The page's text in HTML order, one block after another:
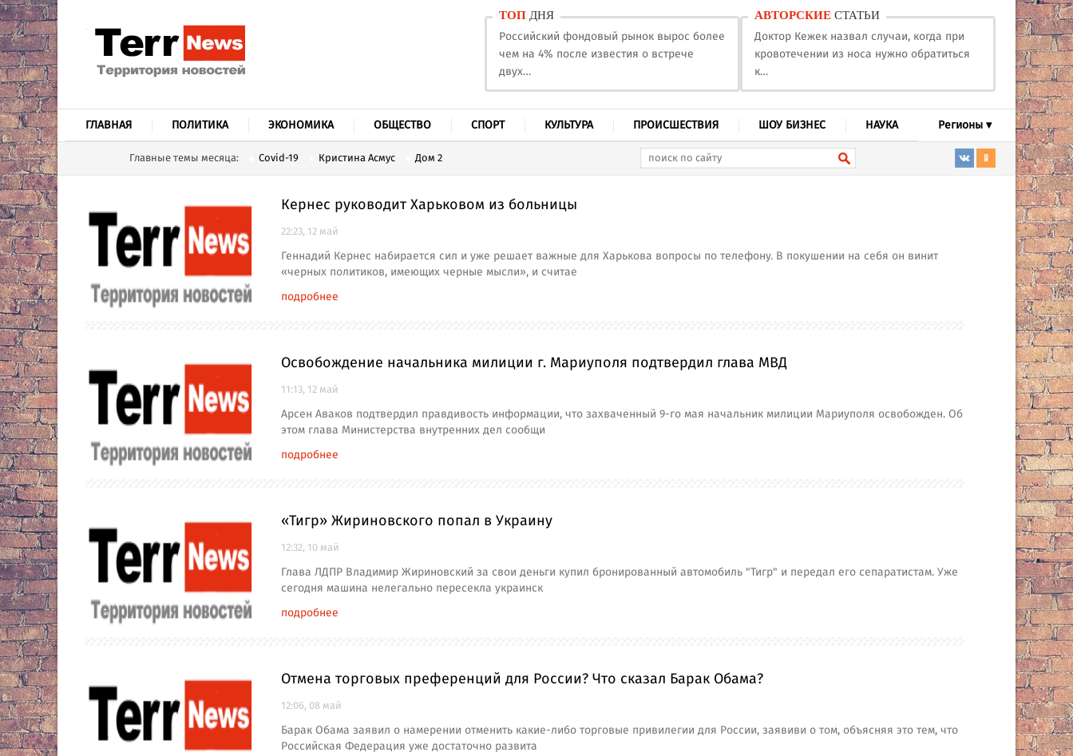
ТОП ДНЯ
Российский фондовый рынок вырос более
чем на 4% после известия о встрече
двух…
АВТОРСКИЕ СТАТЬИ
Доктор Кежек назвал случаи, когда при
кровотечении из носа нужно обратиться
к…
ГЛАВНАЯ ПОЛИТИКА ЭКОНОМИКА ОБЩЕСТВО СПОРТ КУЛЬТУРА ПРОИСШЕСТВИЯ ШОУ БИЗНЕС НАУКА Регионы ▾
Главные темы месяца: Covid-19 Кристина Асмус Дом 2
Кернес руководит Харьковом из больницы
22:23, 12 май
Геннадий Кернес набирается сил и уже решает важные для Харькова вопросы по телефону. В покушении на себя он винит
«черных политиков, имеющих черные мысли», и считае
подробнее
Освобождение начальника милиции г. Мариуполя подтвердил глава МВД
11:13, 12 май
Арсен Аваков подтвердил правдивость информации, что захваченный 9-го мая начальник милиции Мариуполя освобожден. Об
этом глава Министерства внутренних дел сообщи
подробнее
«Тигр» Жириновского попал в Украину
12:32, 10 май
Глава ЛДПР Владимир Жириновский за свои деньги купил бронированный автомобиль "Тигр" и передал его сепаратистам. Уже
сегодня машина нелегально пересекла украинск
подробнее
Отмена торговых преференций для России? Что сказал Барак Обама?
12:06, 08 май
Барак Обама заявил о намерении отменить какие-либо торговые привилегии для России, заявиви о том, объясняя это тем, что
Российская Федерация уже достаточно развита